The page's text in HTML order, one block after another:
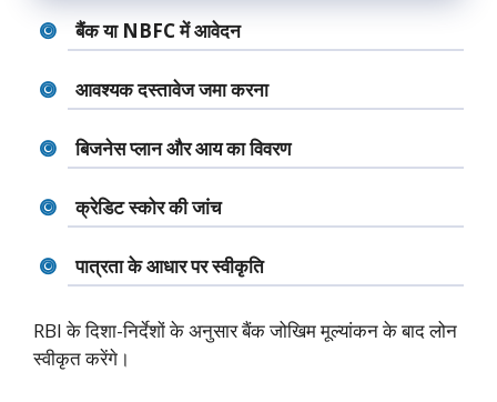
बैंक या NBFC में आवेदन
आवश्यक दस्तावेज जमा करना
बिजनेस प्लान और आय का विवरण
क्रेडिट स्कोर की जांच
पात्रता के आधार पर स्वीकृति
RBI के दिशा-निर्देशों के अनुसार बैंक जोखिम मूल्यांकन के बाद लोन
स्वीकृत करेंगे।